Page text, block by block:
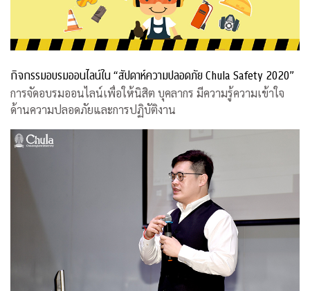
กิจกรรมอบรมออนไลน์ใน “สัปดาห์ความปลอดภัย Chula Safety 2020”
การจัดอบรมออนไลน์เพื่อให้นิสิต บุคลากร มีความรู้ความเข้าใจ
ด้านความปลอดภัยและการปฏิบัติงาน